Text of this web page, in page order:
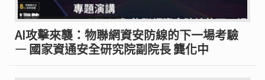
AI攻擊來襲：物聯網資安防線的下一場考驗
— 國家資通安全研究院副院長 龔化中